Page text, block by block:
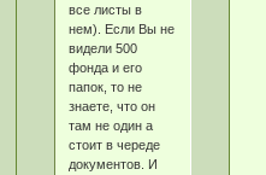
все листы в
нем). Если Вы не
видели 500
фонда и его
папок, то не
знаете, что он
там не один а
стоит в череде
документов. И